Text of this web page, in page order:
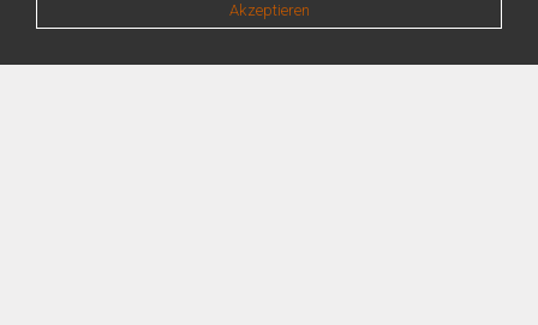
Akzeptieren